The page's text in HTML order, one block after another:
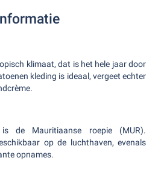
klimaat, dat is het hele jaar door
kleding is ideaal, vergeet echter
de Mauritiaanse roepie (MUR).
op de luchthaven, evenals
opnames.